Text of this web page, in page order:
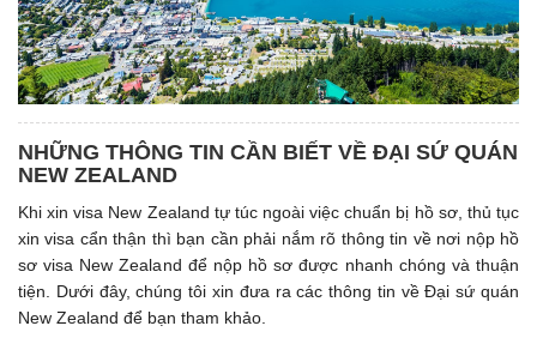
NHỮNG THÔNG TIN CẦN BIẾT VỀ ĐẠI SỨ QUÁN
NEW ZEALAND
Khi xin visa New Zealand tự túc ngoài việc chuẩn bị hồ sơ, thủ tục
xin visa cẩn thận thì bạn cần phải nắm rõ thông tin về nơi nộp hồ
sơ visa New Zealand để nộp hồ sơ được nhanh chóng và thuận
tiện. Dưới đây, chúng tôi xin đưa ra các thông tin về Đại sứ quán
New Zealand để bạn tham khảo.